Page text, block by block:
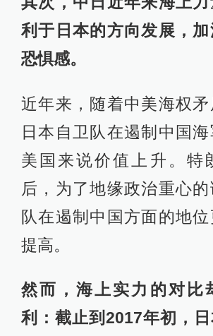
利于日本的方向发展，
恐惧感。
近年来，随着中美海权矛
日本自卫队在遏制中国
美国来说价值上升。特
后，为了地缘政治重心
队在遏制中国方面的地
提高。
然而，海上实力的对比
利：截止到2017年初，